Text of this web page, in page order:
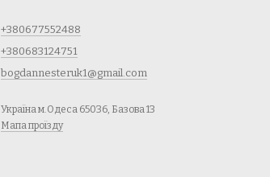
+380677552488
+380683124751
bogdannesteruk1@gmail.com
Україна м.Одеса 65036, Базова 13
Мапа проїзду